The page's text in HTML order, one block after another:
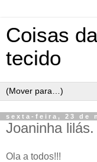
Coisas
tecido
sexta-feira, 23 de
Joaninha lilás.
Ola a todos!!!